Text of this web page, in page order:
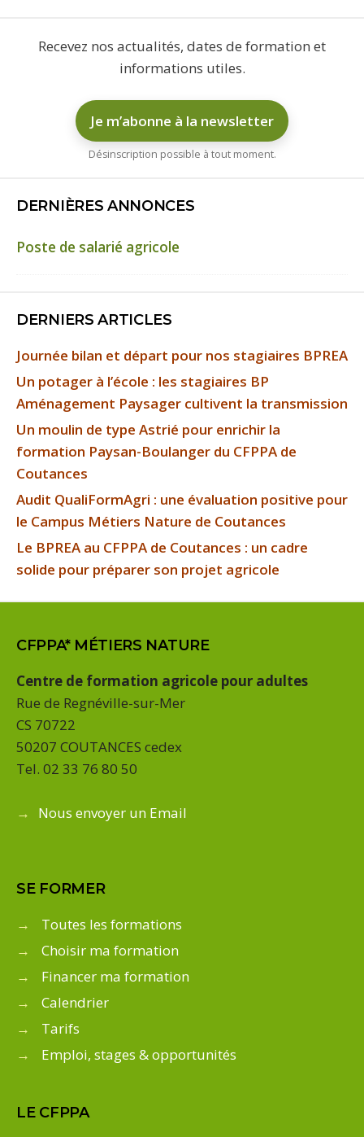
Recevez nos actualités, dates de formation et
informations utiles.
Je m’abonne à la newsletter
Désinscription possible à tout moment.
DERNIÈRES ANNONCES
Poste de salarié agricole
DERNIERS ARTICLES
Journée bilan et départ pour nos stagiaires BPREA
Un potager à l’école : les stagiaires BP
Aménagement Paysager cultivent la transmission
Un moulin de type Astrié pour enrichir la
formation Paysan-Boulanger du CFPPA de
Coutances
Audit QualiFormAgri : une évaluation positive pour
le Campus Métiers Nature de Coutances
Le BPREA au CFPPA de Coutances : un cadre
solide pour préparer son projet agricole
CFPPA* MÉTIERS NATURE
Centre de formation agricole pour adultes
Rue de Regnéville-sur-Mer
CS 70722
50207 COUTANCES cedex
Tel. 02 33 76 80 50
→ Nous envoyer un Email
SE FORMER
→
Toutes les formations
→
Choisir ma formation
→
Financer ma formation
→
Calendrier
→
Tarifs
→
Emploi, stages & opportunités
LE CFPPA